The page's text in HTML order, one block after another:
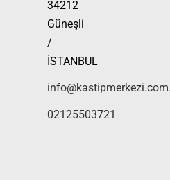
34212
Güneşli
/
İSTANBUL
02125503721